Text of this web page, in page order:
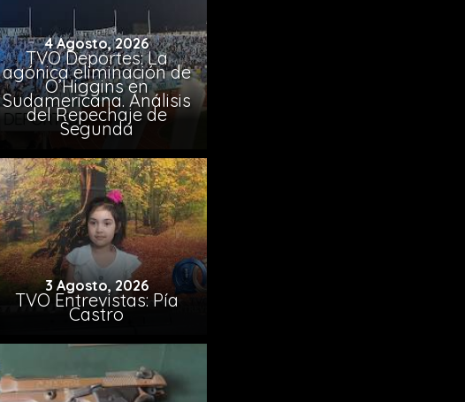
4 Agosto, 2026
TVO Deportes: La
agónica eliminación de
O’Higgins en
Sudamericana. Análisis
del Repechaje de
Segunda
3 Agosto, 2026
TVO Entrevistas: Pía
Castro